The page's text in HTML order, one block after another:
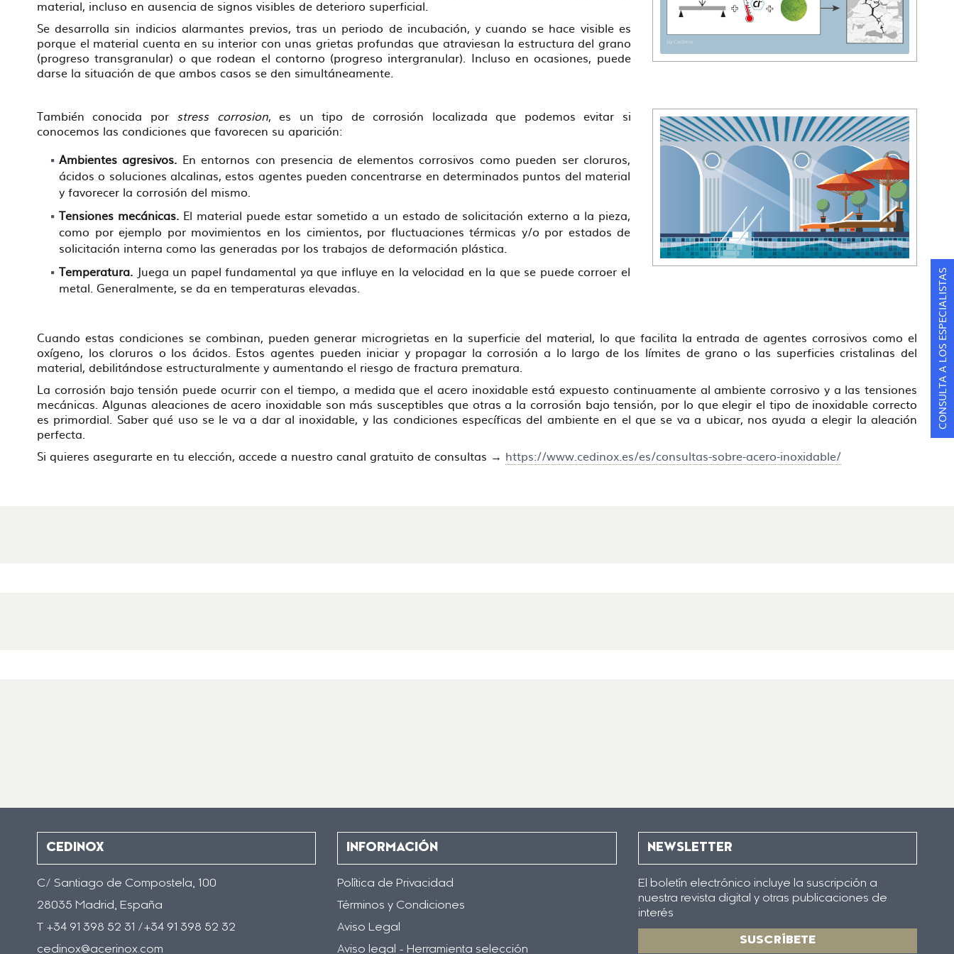
material, incluso en ausencia de signos visibles de deterioro superficial.
Se desarrolla sin indicios alarmantes previos, tras un periodo de incubación, y cuando se hace visible es
porque el material cuenta en su interior con unas grietas profundas que atraviesan la estructura del grano
(progreso transgranular) o que rodean el contorno (progreso intergranular). Incluso en ocasiones, puede
darse la situación de que ambos casos se den simultáneamente.
También conocida por stress corrosion, es un tipo de corrosión localizada que podemos evitar si
conocemos las condiciones que favorecen su aparición:
Ambientes agresivos. En entornos con presencia de elementos corrosivos como pueden ser cloruros,
ácidos o soluciones alcalinas, estos agentes pueden concentrarse en determinados puntos del material
y favorecer la corrosión del mismo.
Tensiones mecánicas. El material puede estar sometido a un estado de solicitación externo a la pieza,
como por ejemplo por movimientos en los cimientos, por fluctuaciones térmicas y/o por estados de
solicitación interna como las generadas por los trabajos de deformación plástica.
Temperatura. Juega un papel fundamental ya que influye en la velocidad en la que se puede corroer el
metal. Generalmente, se da en temperaturas elevadas.
Cuando estas condiciones se combinan, pueden generar microgrietas en la superficie del material, lo que facilita la entrada de agentes corrosivos como el
oxígeno, los cloruros o los ácidos. Estos agentes pueden iniciar y propagar la corrosión a lo largo de los límites de grano o las superficies cristalinas del
material, debilitándose estructuralmente y aumentando el riesgo de fractura prematura.
La corrosión bajo tensión puede ocurrir con el tiempo, a medida que el acero inoxidable está expuesto continuamente al ambiente corrosivo y a las tensiones
mecánicas. Algunas aleaciones de acero inoxidable son más susceptibles que otras a la corrosión bajo tensión, por lo que elegir el tipo de inoxidable correcto
es primordial. Saber qué uso se le va a dar al inoxidable, y las condiciones específicas del ambiente en el que se va a ubicar, nos ayuda a elegir la aleación
perfecta.
Si quieres asegurarte en tu elección, accede a nuestro canal gratuito de consultas → https://www.cedinox.es/es/consultas-sobre-acero-inoxidable/
CEDINOX
C/ Santiago de Compostela, 100
28035 Madrid, España
T +34 91 398 52 31 /+34 91 398 52 32
cedinox@acerinox.com
INFORMACIÓN
Política de Privacidad
Términos y Condiciones
Aviso Legal
Aviso legal - Herramienta selección
NEWSLETTER
El boletín electrónico incluye la suscripción a
nuestra revista digital y otras publicaciones de
interés
SUSCRÍBETE
CONSULTA A LOS ESPECIALISTAS